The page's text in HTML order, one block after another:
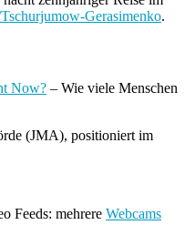
Gerasimenko.
Now? – Wie viele Menschen
(JMA), positioniert im
Feeds: mehrere Webcams